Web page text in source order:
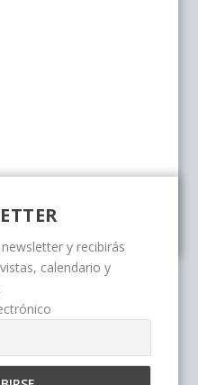
y recibirás
calendario y